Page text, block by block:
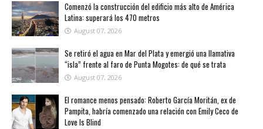
Comenzó la construcción del edificio más alto de América
Latina: superará los 470 metros
August 07, 2026
Se retiró el agua en Mar del Plata y emergió una llamativa
“isla” frente al faro de Punta Mogotes: de qué se trata
August 07, 2026
El romance menos pensado: Roberto García Moritán, ex de
Pampita, habría comenzado una relación con Emily Ceco de
Love Is Blind